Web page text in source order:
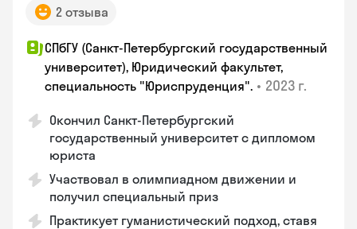
2 отзыва
СПбГУ (Санкт-Петербургский государственный
университет), Юридический факультет,
специальность "Юриспруденция". • 2023 г.
Окончил Санкт-Петербургский
государственный университет с дипломом
юриста
Участвовал в олимпиадном движении и
получил специальный приз
Практикует гуманистический подход, ставя